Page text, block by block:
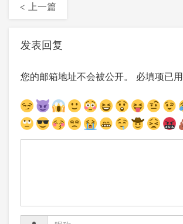
< 上一篇
发表回复
您的邮箱地址不会被公开。 必填项已用